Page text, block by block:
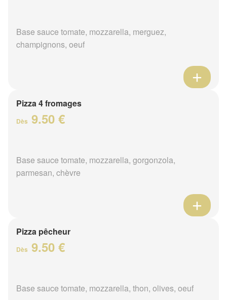
Base sauce tomate, mozzarella, merguez,
champignons, oeuf
Pizza 4 fromages
Dès 9.50 €
Base sauce tomate, mozzarella, gorgonzola,
parmesan, chèvre
Pizza pêcheur
Dès 9.50 €
Base sauce tomate, mozzarella, thon, olives, oeuf